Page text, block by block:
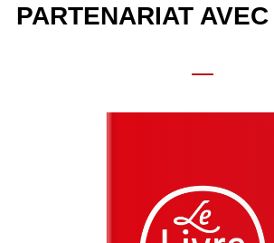
PARTENARIAT